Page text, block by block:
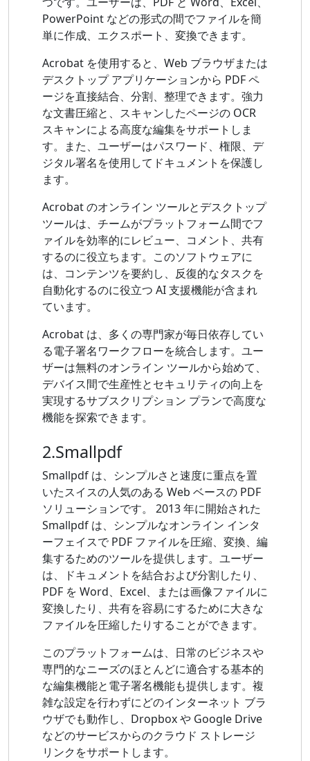
PowerPoint などの形式の間でファイルを簡
単に作成、エクスポート、変換できます。
Acrobat を使用すると、Web ブラウザまたは
デスクトップ アプリケーションから PDF ペ
ージを直接結合、分割、整理できます。強力
な文書圧縮と、スキャンしたページの OCR
スキャンによる高度な編集をサポートしま
す。また、ユーザーはパスワード、権限、デ
ジタル署名を使用してドキュメントを保護し
ます。
Acrobat のオンライン ツールとデスクトップ
ツールは、チームがプラットフォーム間でフ
ァイルを効率的にレビュー、コメント、共有
するのに役立ちます。このソフトウェアに
は、コンテンツを要約し、反復的なタスクを
自動化するのに役立つ AI 支援機能が含まれ
ています。
Acrobat は、多くの専門家が毎日依存してい
る電子署名ワークフローを統合します。ユー
ザーは無料のオンライン ツールから始めて、
デバイス間で生産性とセキュリティの向上を
実現するサブスクリプション プランで高度な
機能を探索できます。
2.Smallpdf
Smallpdf は、シンプルさと速度に重点を置
いたスイスの人気のある Web ベースの PDF
ソリューションです。 2013 年に開始された
Smallpdf は、シンプルなオンライン インタ
ーフェイスで PDF ファイルを圧縮、変換、編
集するためのツールを提供します。ユーザー
は、ドキュメントを結合および分割したり、
PDF を Word、Excel、または画像ファイルに
変換したり、共有を容易にするために大きな
ファイルを圧縮したりすることができます。
このプラットフォームは、日常のビジネスや
専門的なニーズのほとんどに適合する基本的
な編集機能と電子署名機能も提供します。複
雑な設定を行わずにどのインターネット ブラ
ウザでも動作し、Dropbox や Google Drive
などのサービスからのクラウド ストレージ
リンクをサポートします。